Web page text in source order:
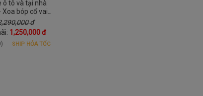
ô tô và tại nhà
Xoa bóp cổ vai
nóng lưng và
thân
đ
1,250,000 đ
SHIP HỎA TỐC